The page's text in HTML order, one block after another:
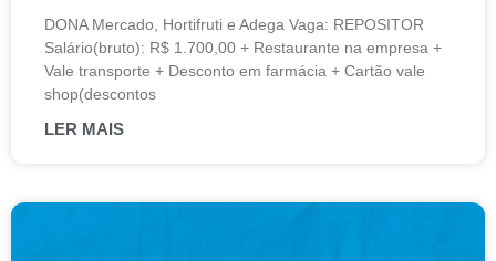
DONA Mercado, Hortifruti e Adega Vaga: REPOSITOR
Salário(bruto): R$ 1.700,00 + Restaurante na empresa +
Vale transporte + Desconto em farmácia + Cartão vale
shop(descontos
LER MAIS